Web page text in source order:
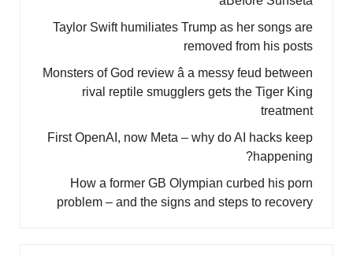
Taylor Swift humiliates Trump as her songs are
removed from his posts
Monsters of God review â a messy feud between
rival reptile smugglers gets the Tiger King
treatment
First OpenAI, now Meta – why do AI hacks keep
happening?
How a former GB Olympian curbed his porn
problem – and the signs and steps to recovery